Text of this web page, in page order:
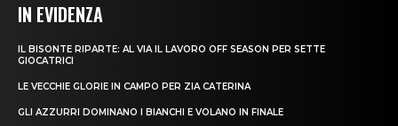
IN EVIDENZA
IL BISONTE RIPARTE: AL VIA IL LAVORO OFF SEASON PER SETTE
GIOCATRICI
LE VECCHIE GLORIE IN CAMPO PER ZIA CATERINA
GLI AZZURRI DOMINANO I BIANCHI E VOLANO IN FINALE